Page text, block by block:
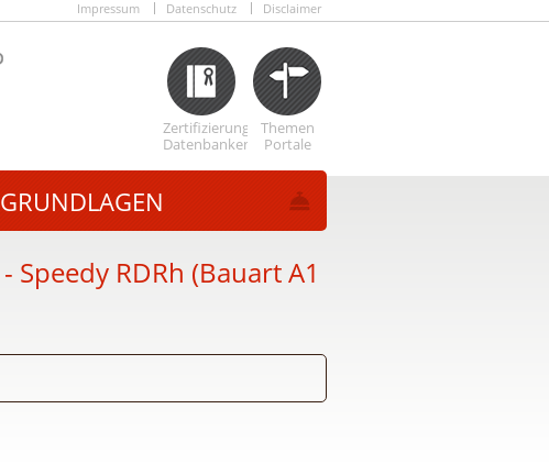
Impressum Datenschutz Disclaimer
Zertifizierungs
Datenbanken
Themen
Portale
GRUNDLAGEN
RDRh (Bauart A1